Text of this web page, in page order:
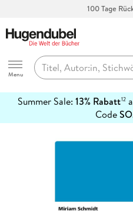
100 Tage
Hugendubel
Menu
Summer Sale: 13% Rabatt12
Code
erfahren